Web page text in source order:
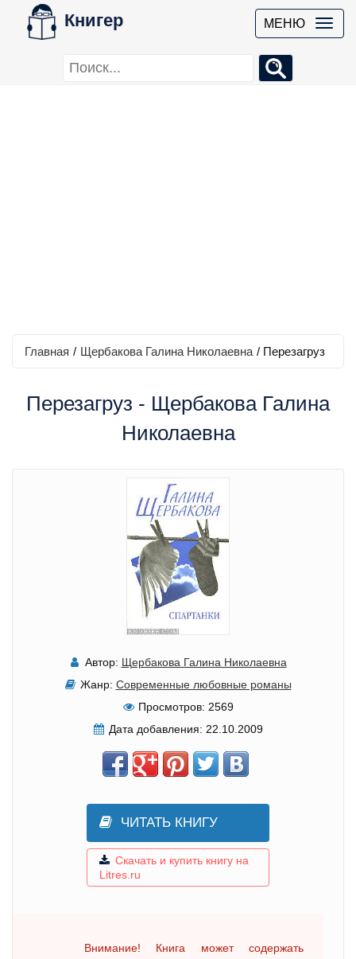
Книгер МЕНЮ
Главная / Щербакова Галина Николаевна / Перезагруз
Перезагруз - Щербакова Галина
Николаевна
Автор: Щербакова Галина Николаевна
Жанр: Современные любовные романы
Просмотров: 2569
Дата добавления: 22.10.2009
ЧИТАТЬ КНИГУ
Скачать и купить книгу на
Litres.ru
Внимание! Книга может содержать